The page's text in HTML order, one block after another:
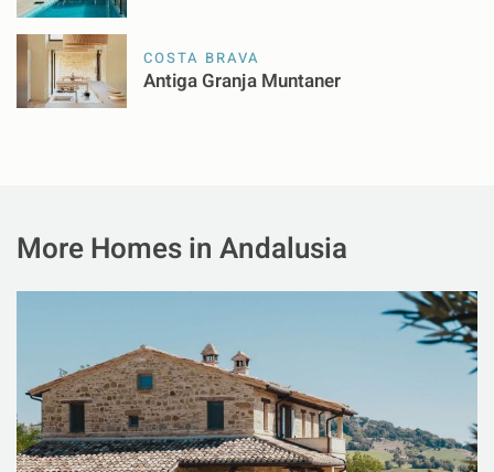
COSTA BRAVA
Antiga Granja Muntaner
More Homes in Andalusia